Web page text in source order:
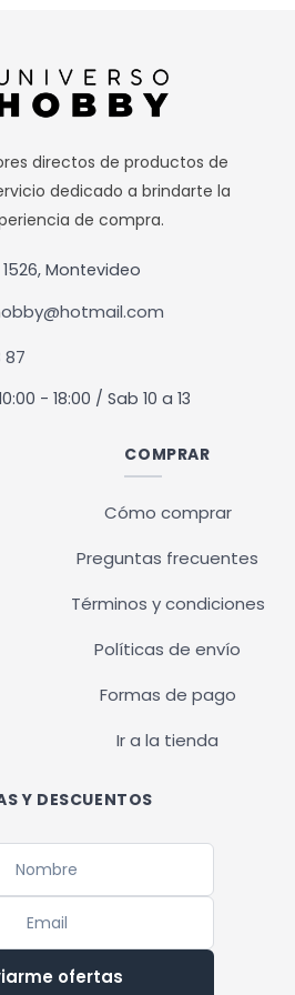
variantes.
Las
opciones
se
pueden
producto
directos de productos de
dedicado a brindarte la
de compra.
Montevideo
87
- 18:00 / Sab 10 a 13
COMPRAR
Cómo comprar
Preguntas frecuentes
Términos y condiciones
Políticas de envío
Formas de pago
Ir a la tienda
Y DESCUENTOS
ofertas